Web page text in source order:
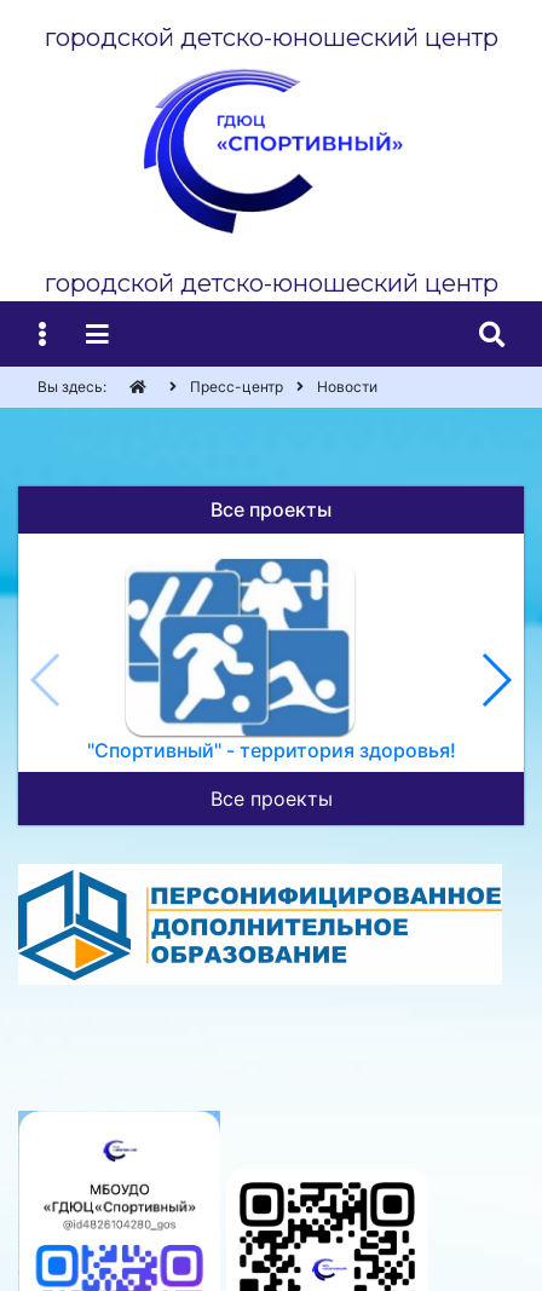
городской детско-юношеский центр
городской детско-юношеский центр
Вы здесь: Пресс-центр Новости
Все проекты
"Спортивный" - территория здоровья!
Все проекты